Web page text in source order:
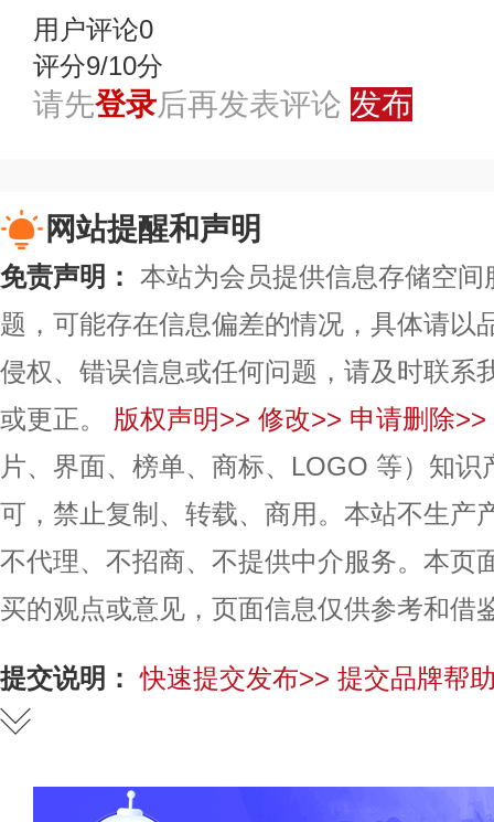
用户评论0
评分9/10分
请先登录后再发表评论 发布
网站提醒和声明
免责声明： 本站为会员提供信息存储空
题，可能存在信息偏差的情况，具体请以
侵权、错误信息或任何问题，请及时联系
或更正。
版权声明>> 修改>> 申请删除>>
片、界面、榜单、商标、LOGO 等）知
可，禁止复制、转载、商用。本站不生产
不代理、不招商、不提供中介服务。本页
买的观点或意见，页面信息仅供参考和借
提交说明： 快速提交发布>> 提交品牌帮